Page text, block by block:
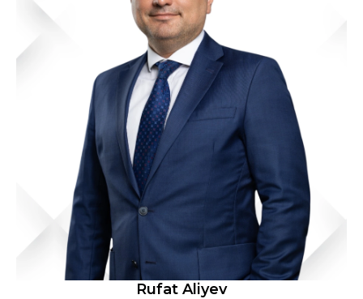
Rufat Aliyev